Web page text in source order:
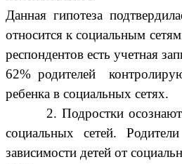
Данная гипотеза
относится к социальным
респондентов есть учетная
62% родителей
ребенка в социальных сетях.
2. Подростки осознают
социальных сетей.
зависимости детей от